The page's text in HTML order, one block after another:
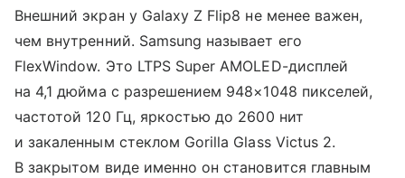
Внешний экран у Galaxy Z Flip8 не менее важен,
чем внутренний. Samsung называет его
FlexWindow. Это LTPS Super AMOLED-дисплей
на 4,1 дюйма с разрешением 948×1048 пикселей,
частотой 120 Гц, яркостью до 2600 нит
и закаленным стеклом Gorilla Glass Victus 2.
В закрытом виде именно он становится главным